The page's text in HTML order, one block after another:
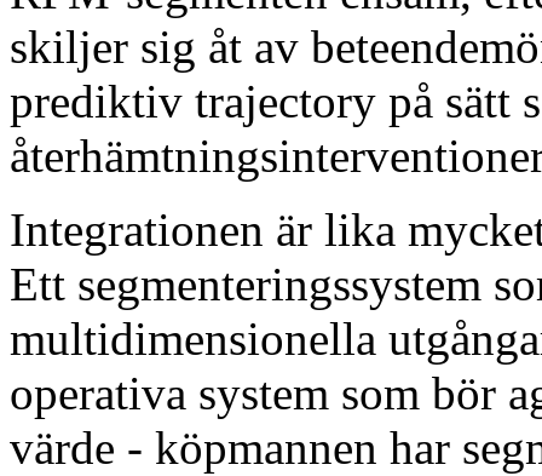
skiljer sig åt av
prediktiv trajectory på sätt
Integrationen är lika
Ett segmenteringssystem
multidimensionella
operativa system som bör
värde - köpmannen har